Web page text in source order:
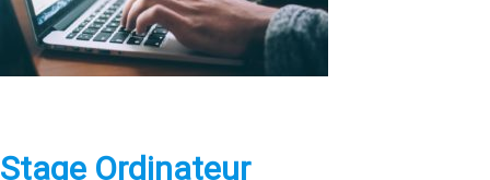
pStage Ordinateur